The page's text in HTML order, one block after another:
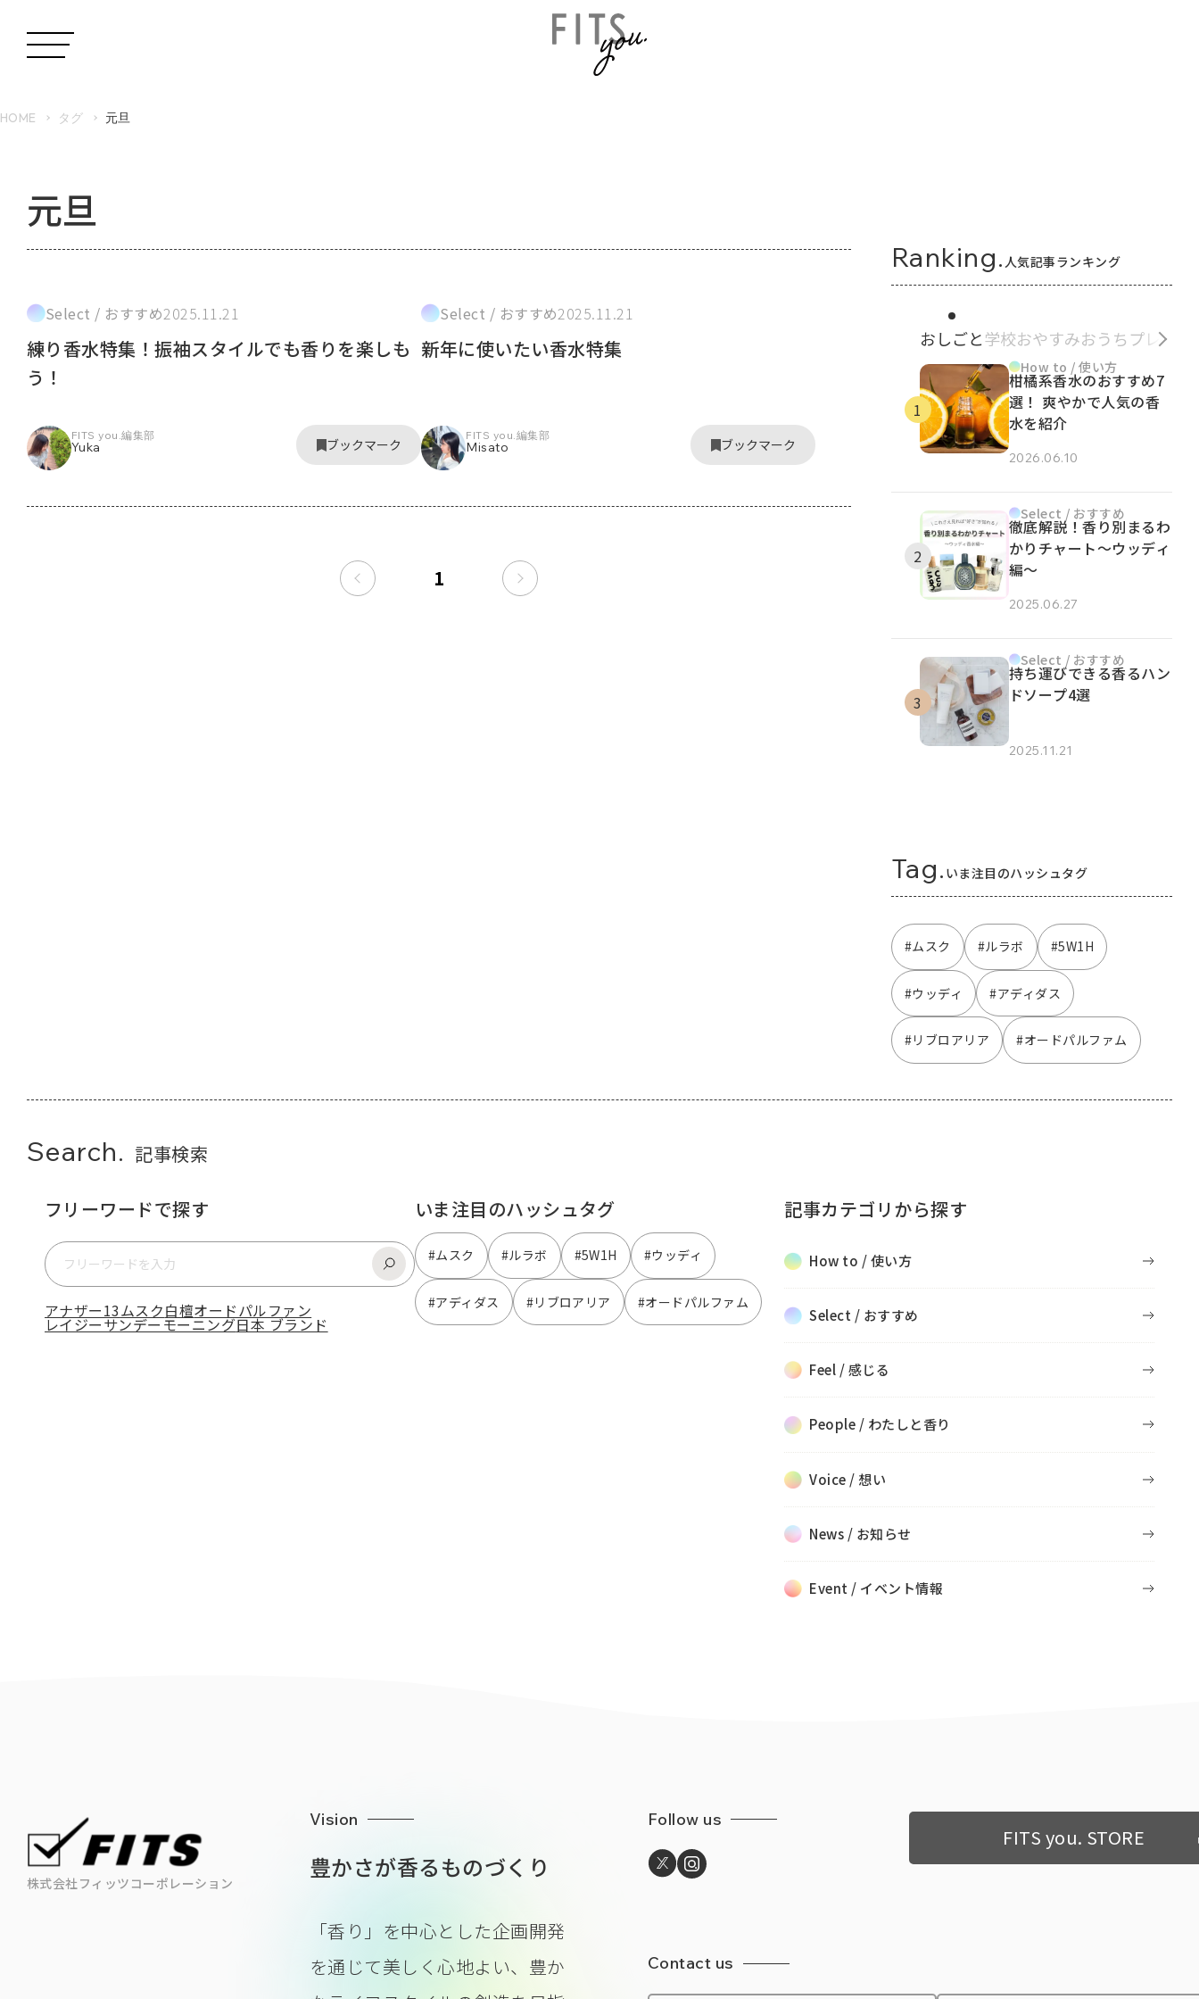
HOME タグ 元旦
元旦
Select / おすすめ2025.11.21
練り香水特集！振袖スタイルでも香りを楽しも
う！
FITS you.編集部
Yuka ブックマーク
Select / おすすめ2025.11.21
新年に使いたい香水特集
FITS you.編集部
Misato ブックマーク
1
Ranking. 人気記事ランキング
おしごと学校おやすみおうち プレゼン
How to / 使い方
柑橘系香水のおすすめ7
選！ 爽やかで人気の香
水を紹介
2026.06.10
Select / おすすめ
徹底解説！香り別まるわ
かりチャート～ウッディ
編～
2025.06.27
Select / おすすめ
持ち運びできる香るハン
ドソープ4選
2025.11.21
Tag. いま注目のハッシュタグ
#ムスク #ルラボ #5W1H
#ウッディ #アディダス
#リブロアリア #オードパルファム
Search. 記事検索
フリーワードで探す
アナザー13ムスク白檀オードパルファン
レイジーサンデーモーニング日本 ブランド
いま注目のハッシュタグ
#ムスク #ルラボ #5W1H #ウッディ
#アディダス #リブロアリア #オードパルファム
記事カテゴリから探す
How to / 使い方
Select / おすすめ
Feel / 感じる
People / わたしと香り
Voice / 想い
News / お知らせ
Event / イベント情報
株式会社フィッツコーポレーション
Vision
豊かさが香るものづくり
「香り」を中心とした企画開発
を通じて美しく心地よい、豊か
Follow us
FITS you. STORE
Contact us